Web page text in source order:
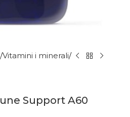
Vitamini i minerali
Support A60